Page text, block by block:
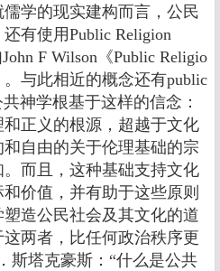
学的现实建构而言，公民
有使用Public Religion
F Wilson《Public Religio
。与此相近的概念还有public
神学根基于这样的信念：
正义的根源，超越于文化
自由的关于伦理基础的宗
而且，这种基础支持文化
价值，并有助于这些原则
造公民社会及其文化的道
两者，比任何政治秩序更
斯塔克豪斯：“什么是公共